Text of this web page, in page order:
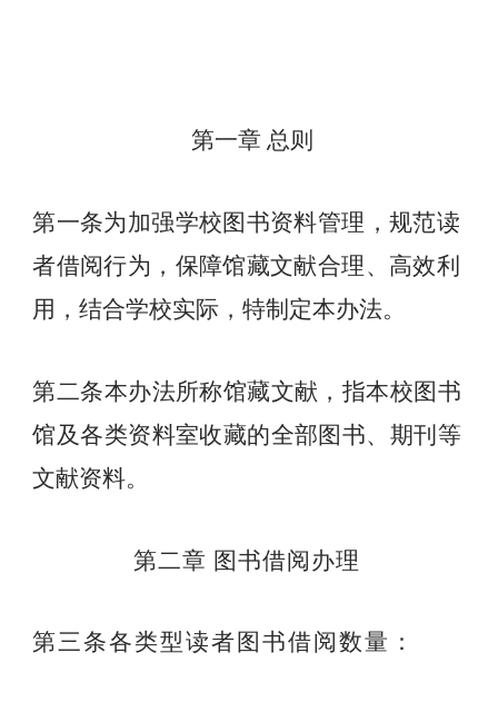
第一章 总则
第一条为加强学校图书资料管理，规范读
者借阅行为， 保障馆藏文献合理、高效利
用，结合学校实际，特制定本办法。
第二条本办法所称馆藏文献，指本校图书
馆及各类资料室收藏的全部图书、期刊等
文献资料。
第二章 图书借阅办理
第三条各类型读者图书借阅数量：